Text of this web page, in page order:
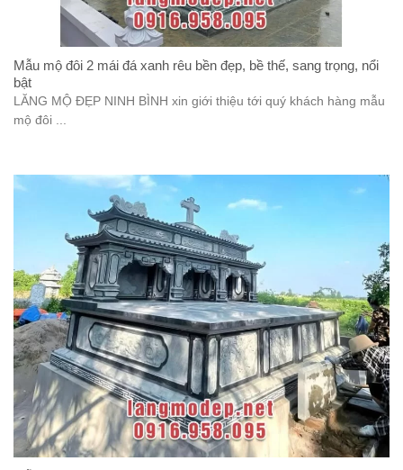
Mẫu mộ đôi 2 mái đá xanh rêu bền đẹp, bề thế, sang trọng, nổi
bật
LĂNG MỘ ĐẸP NINH BÌNH xin giới thiệu tới quý khách hàng mẫu
mộ đôi ...